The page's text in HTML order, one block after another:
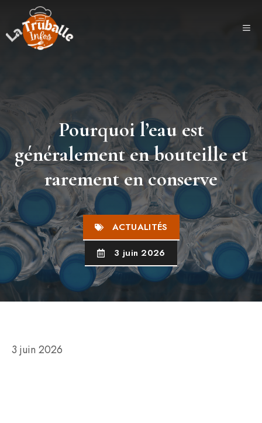
contenu
Pourquoi l’eau est
généralement en bouteille et
rarement en conserve
ACTUALITÉS
3 juin 2026
3 juin 2026